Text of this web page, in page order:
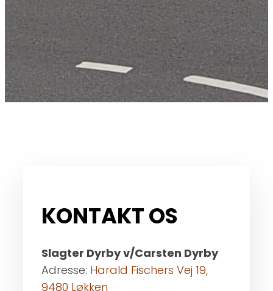
KONTAKT OS
​Slagter Dyrby v/Carsten Dyrby
Adresse: Harald Fischers Vej 19,
9480 Løkken